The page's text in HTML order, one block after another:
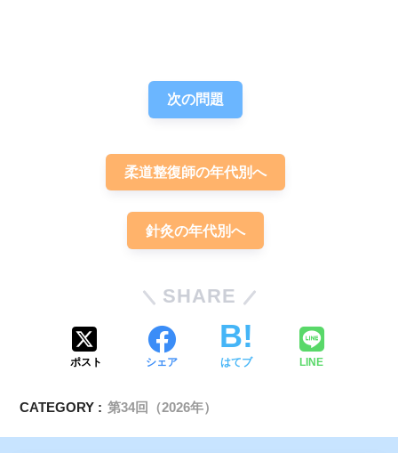
次の問題
柔道整復師の年代別へ
針灸の年代別へ
SHARE
ポスト シェア はてブ LINE
CATEGORY : 第34回（2026年）